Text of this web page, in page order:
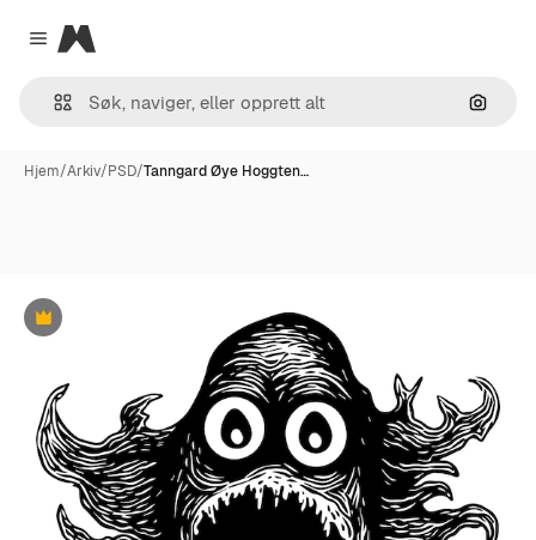
Close menu
Magnific
Søk
Hjem/Arkiv/PSD/Tanngard Øye Hoggten…
Premium